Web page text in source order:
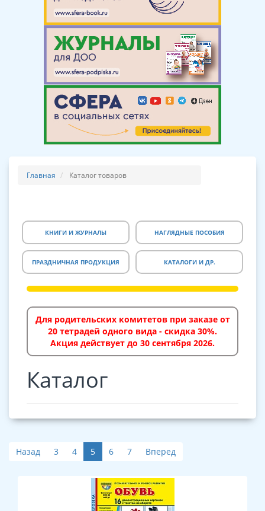
Главная Каталог товаров
КНИГИ И ЖУРНАЛЫ НАГЛЯДНЫЕ ПОСОБИЯ
ПРАЗДНИЧНАЯ ПРОДУКЦИЯ КАТАЛОГИ И ДР.
Для родительских комитетов при заказе от
20 тетрадей одного вида - скидка 30%.
Акция действует до 30 сентября 2026.
Каталог
Назад 3 4 5 6 7 Вперед